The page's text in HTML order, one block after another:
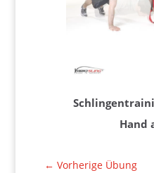
Hand
← Vorherige Übung